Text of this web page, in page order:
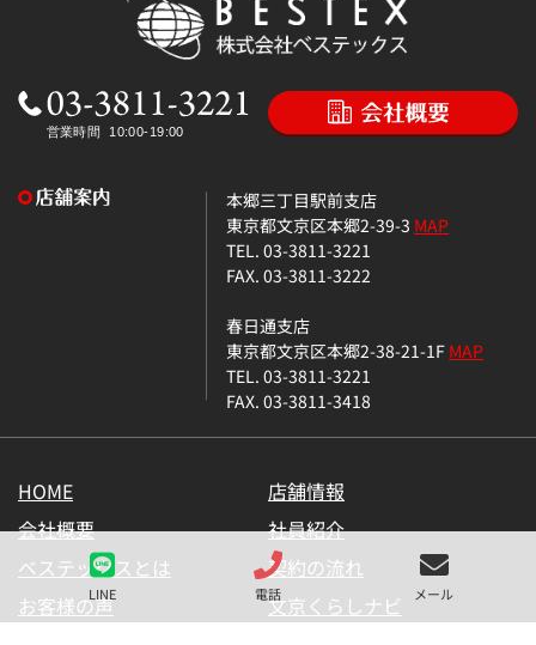
LINE 電話 メール
本郷三丁目駅前支店
東京都文京区本郷2-39-3 MAP
TEL. 03-3811-3221
FAX. 03-3811-3222
春日通支店
東京都文京区本郷2-38-21-1FMAP
TEL. 03-3811-3221
FAX. 03-3811-3418
HOME
店舗情報
会社概要
社員紹介
ベステックスとは
契約の流れ
お客様の声
文京くらしナビ